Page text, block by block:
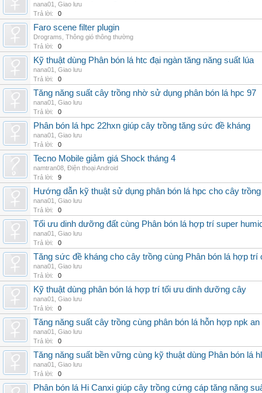
nana01
Giao lưu
Trả lời:
0
Faro scene filter plugin
Drograms Thông gió thông thường
Trả lời:
0
Kỹ thuật dùng Phân bón lá htc đại ngàn tăng năng suất lúa
nana01
Giao lưu
Trả lời:
0
Tăng năng suất cây trồng nhờ sử dụng phân bón lá hpc 97
nana01
Giao lưu
Trả lời:
0
Phân bón lá hpc 22hxn giúp cây trồng tăng sức đề kháng
nana01
Giao lưu
Trả lời:
0
Tecno Mobile giảm giá Shock tháng 4
namtran08 Điện thoại Android
Trả lời:
9
Hướng dẫn kỹ thuật sử dụng phân bón lá hpc cho cây trồng
nana01
Giao lưu
Trả lời:
0
Tối ưu dinh dưỡng đất cùng Phân bón lá hợp trí super
nana01
Giao lưu
Trả lời:
0
Tăng sức đề kháng cho cây trồng cùng Phân bón lá hợp trí
nana01
Giao lưu
Trả lời:
0
Kỹ thuật dùng phân bón lá hợp trí tối ưu dinh dưỡng cây
nana01
Giao lưu
Trả lời:
0
Tăng năng suất cây trồng cùng phân bón lá hỗn hợp npk an
nana01
Giao lưu
Trả lời:
0
Tăng năng suất bền vững cùng kỹ thuật dùng Phân bón lá
nana01
Giao lưu
Trả lời:
0
Phân bón lá Hi Canxi giúp cây trồng cứng cáp tăng năng